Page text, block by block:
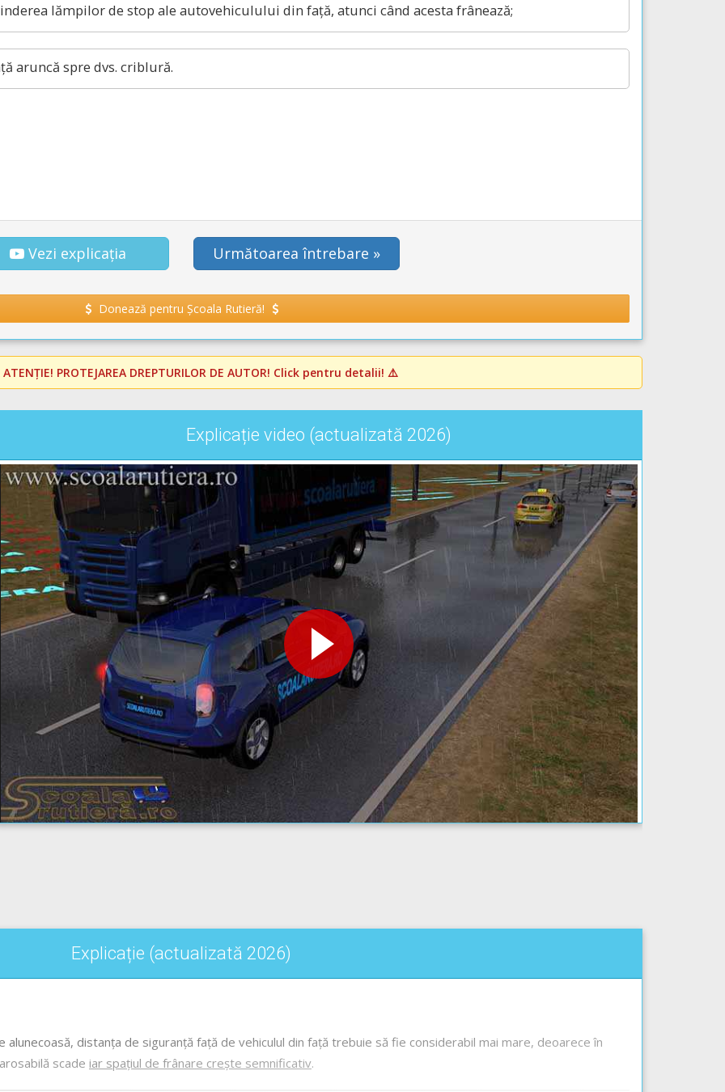
lămpilor de stop ale autovehiculului din față, atunci când acesta frânează;
aruncă spre dvs. criblură.
Vezi explicația Următoarea întrebare »
Donează pentru Școala Rutieră!
ATENȚIE! PROTEJAREA DREPTURILOR DE AUTOR! Click pentru detalii! ⚠️
Explicație video (actualizată 2026)
Explicație (actualizată 2026)
distanța de siguranță față de vehiculul din față trebuie să fie considerabil mai mare, deoarece în
scade iar spațiul de frânare crește semnificativ.